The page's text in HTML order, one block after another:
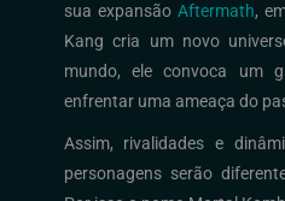
sua expansão Aftermath,
Kang cria um novo
mundo, ele convoca um
enfrentar uma ameaça do
Assim, rivalidades e
personagens serão